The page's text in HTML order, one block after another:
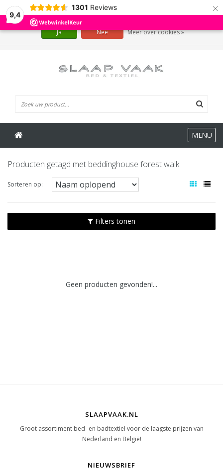
9,4
1301 Reviews ×
MENU
Producten getagd met beddinghouse forest walk
Sorteren op:
Filters tonen
Geen producten gevonden!...
SLAAPVAAK.NL
Groot assortiment bed- en badtextiel voor de laagste prijzen van
Nederland en België!
NIEUWSBRIEF
Wij slaan cookies op om onze website te verbeteren. Is dat akkoord?
Ja Nee Meer over cookies »